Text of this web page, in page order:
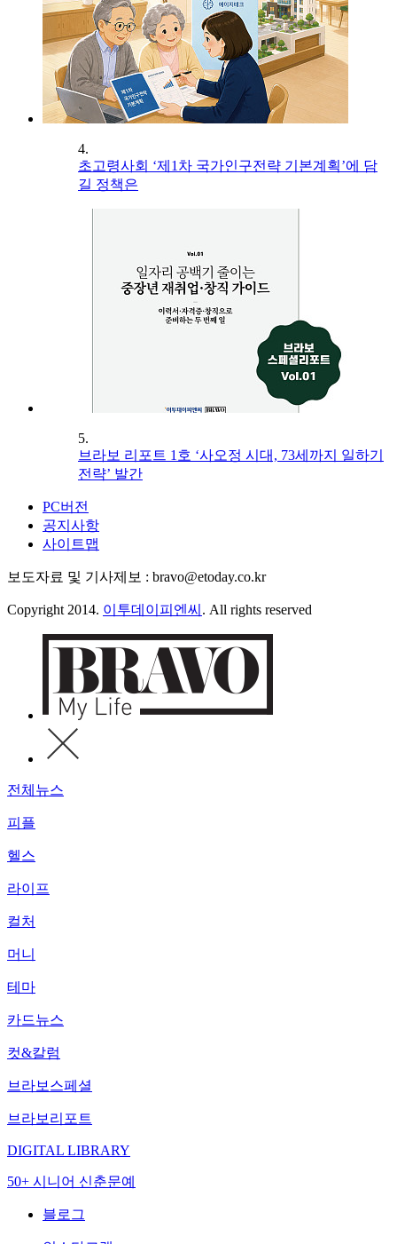
4.
초고령사회 ‘제1차 국가인구전략 기본계획’에 담
길 정책은
5.
브라보 리포트 1호 ‘사오정 시대, 73세까지 일하기
전략’ 발간
PC버전
공지사항
사이트맵
보도자료 및 기사제보 : bravo@etoday.co.kr
Copyright 2014. 이투데이피엔씨 . All rights reserved
전체뉴스
피플
헬스
라이프
컬처
머니
테마
카드뉴스
컷&칼럼
브라보스페셜
브라보리포트
DIGITAL LIBRARY
50+ 시니어 신춘문예
블로그